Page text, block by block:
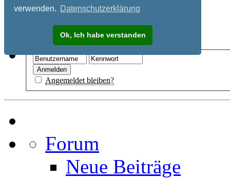
verwenden. Datenschutzerklärung
Ok, Ich habe verstanden
Registrieren
Angemeldet bleiben?
Forum
Neue Beiträge